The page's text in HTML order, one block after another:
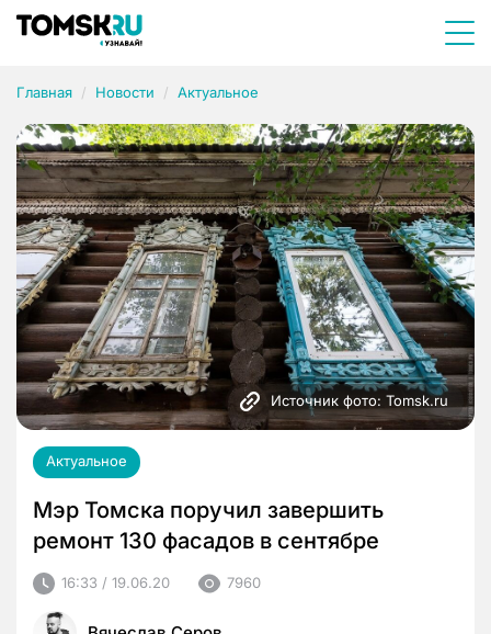
Главная Новости Актуальное
Источник фото: Tomsk.ru
Актуальное
Мэр Томска поручил завершить
ремонт 130 фасадов в сентябре
16:33 / 19.06.20 7960